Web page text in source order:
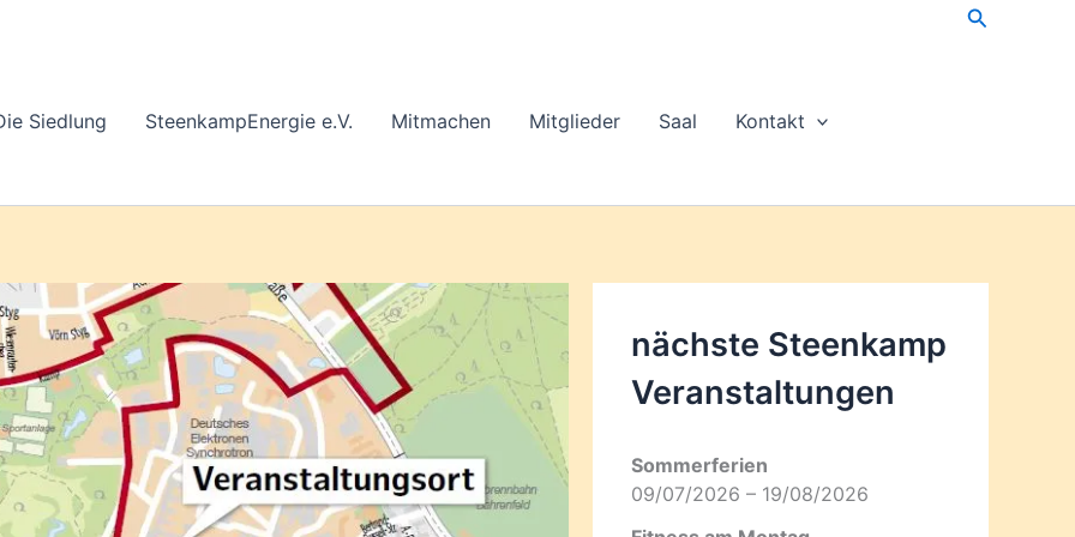
Suchen
Siedlung SteenkampEnergie e.V. Mitmachen Mitglieder Saal Kontakt
nächste Steenkamp
Veran­staltungen
Sommerferien
09/07/2026 – 19/08/2026